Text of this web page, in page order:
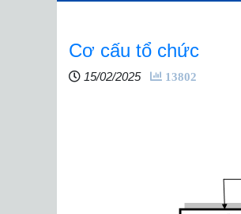
Cơ cấu tổ chức
15/02/2025 13802